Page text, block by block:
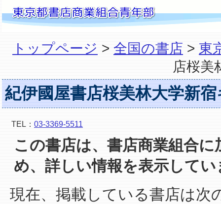
トップページ > 全国の書店 > 東
店桜美
紀伊國屋書店桜美林大学新
TEL： 03-3369-5511
この書店は、書店商業組合
め、詳しい情報を表示して
現在、掲載している書店は次